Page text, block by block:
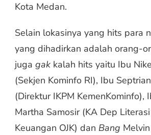
Kota Medan.
Selain lokasinya yang hits para
yang dihadirkan adalah orang-
juga gak kalah hits yaitu Ibu
(Sekjen Kominfo RI), Ibu
(Direktur IKPM KemenKominfo),
Martha Samosir (KA Dep
Keuangan OJK) dan Bang